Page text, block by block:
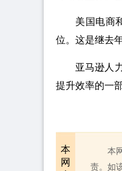
美国电商
位。这是继去
亚马逊人
提升效率的一
本
网
本
责。如